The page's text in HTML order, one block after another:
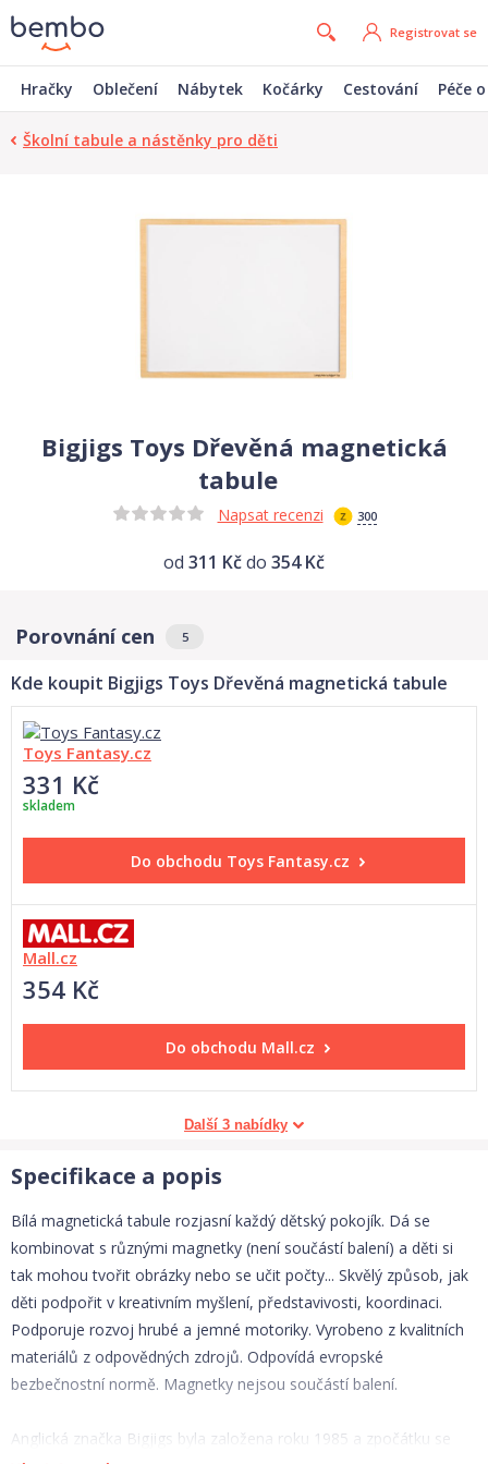
Registrovat se
Hračky Oblečení Nábytek Kočárky Cestování Péče
Školní tabule a nástěnky pro děti
Bigjigs Toys Dřevěná magnetická
tabule
Napsat recenzi 300
od 311 Kčdo 354 Kč
Porovnání cen 5
Kde koupit Bigjigs Toys Dřevěná magnetická tabule
Toys Fantasy.cz
331 Kč
skladem
Do obchodu Toys Fantasy.cz
Mall.cz
354 Kč
Do obchodu Mall.cz
Další 3 nabídky
Specifikace a popis
Bílá magnetická tabule rozjasní každý dětský pokojík. Dá se
kombinovat s různými magnetky (není součástí balení) a děti si
tak mohou tvořit obrázky nebo se učit počty... Skvělý způsob, jak
děti podpořit v kreativním myšlení, představivosti, koordinaci.
Podporuje rozvoj hrubé a jemné motoriky. Vyrobeno z kvalitních
materiálů z odpovědných zdrojů. Odpovídá evropské
bezbečnostní normě. Magnetky nejsou součástí balení.
Anglická značka Bigjigs byla založena roku 1985 a zpočátku se